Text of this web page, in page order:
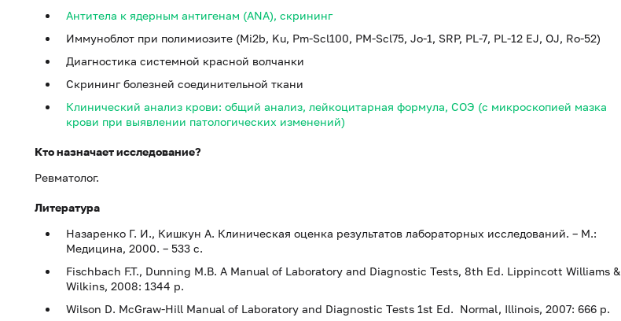
Антитела к ядерным антигенам (ANA), скрининг
Иммуноблот при полимиозите (Мi2b, Ku, Pm-Scl100, PM-Scl75, Jo-1, SRP, PL-7, PL-12 EJ, OJ, Ro-52)
Диагностика системной красной волчанки
Скрининг болезней соединительной ткани
Клинический анализ крови: общий анализ, лейкоцитарная формула, СОЭ (с микроскопией мазка
крови при выявлении патологических изменений)
Кто назначает исследование?
Ревматолог.
Литература
Назаренко Г. И., Кишкун А. Клиническая оценка результатов лабораторных исследований. – М.:
Медицина, 2000. – 533 с.
Fischbach F.T., Dunning M.B. A Manual of Laboratory and Diagnostic Tests, 8th Ed. Lippincott Williams &
Wilkins, 2008: 1344 p.
Wilson D. McGraw-Hill Manual of Laboratory and Diagnostic Tests 1st Ed. Normal, Illinois, 2007: 666 p.